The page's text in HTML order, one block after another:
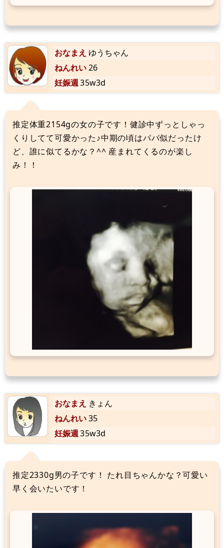
おなまえ ゆうちゃん
ねんれい26
妊娠週35w3d
推定体重2154gの女の子です！健診中ずっとしゃっ
くりしてて可愛かった♪中期の頃はパパ似だったけ
ど、誰に似てるかな？^^ 産まれてくるのが楽し
み！！
おなまえ きょん
ねんれい35
妊娠週35w3d
推定2330g男の子です！ たれ目ちゃんかな？可愛い
早く会いたいです！